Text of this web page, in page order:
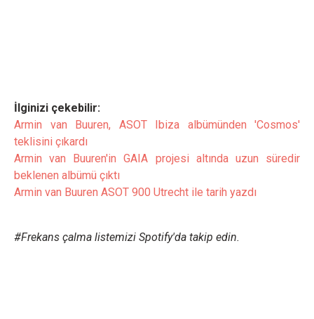
İlginizi çekebilir:
Armin van Buuren, ASOT Ibiza albümünden 'Cosmos'
teklisini çıkardı
Armin van Buuren'in GAIA projesi altında uzun süredir
beklenen albümü çıktı
Armin van Buuren ASOT 900 Utrecht ile tarih yazdı
#Frekans çalma listemizi Spotify'da takip edin.